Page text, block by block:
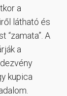
a
látható és
“zamata”. A
a
kupica